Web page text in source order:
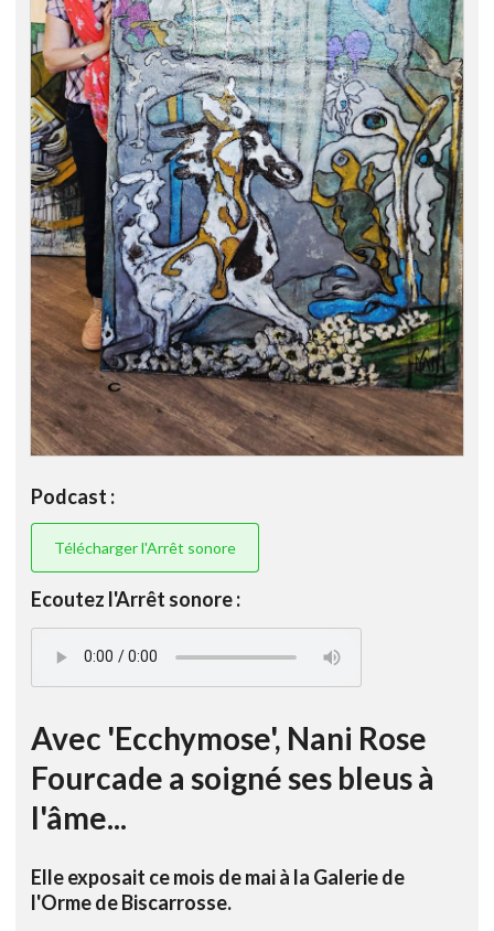
Podcast :
Télécharger l'Arrêt sonore
Ecoutez l'Arrêt sonore :
Avec 'Ecchymose', Nani Rose
Fourcade a soigné ses bleus à
l'âme...
Elle exposait ce mois de mai à la Galerie de
l'Orme de Biscarrosse.